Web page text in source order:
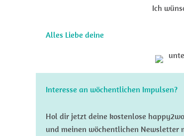
Ich
Alles Liebe deine
Interesse an wöchentlichen Impulsen?
Hol dir jetzt deine kostenlose
und meinen wöchentlichen Newsletter